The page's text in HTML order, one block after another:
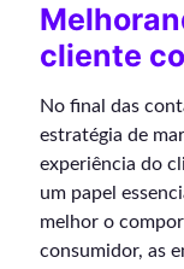
cliente
No final das
estratégia de
experiência do
um papel
melhor o
consumidor, as